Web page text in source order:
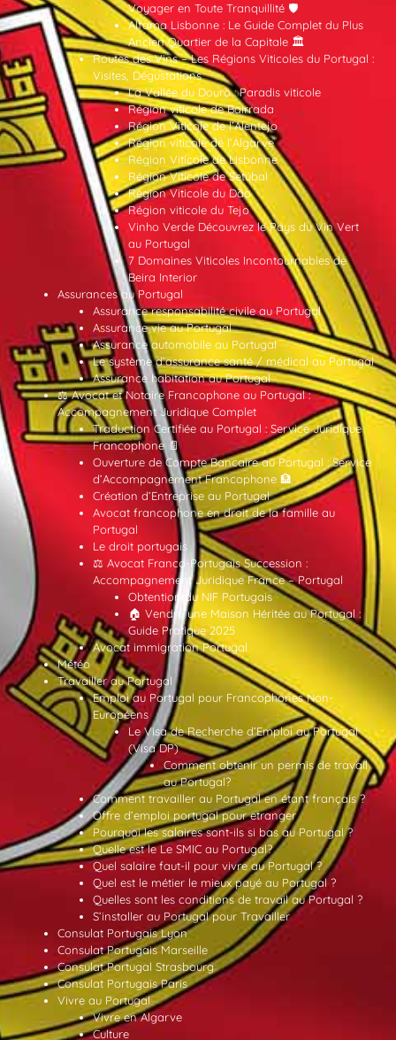
Voyager en Toute Tranquillité 🛡️
Alfama Lisbonne : Le Guide Complet du Plus
Ancien Quartier de la Capitale 🏛️
Routes des Vins – Les Régions Viticoles du Portugal :
Visites, Dégustations
La Vallée du Douro : Paradis viticole
Région viticole de Bairrada
Région Viticole de l’Alentejo
Région viticole de l’Algarve
Région Viticole de Lisbonne
Région Viticole de Setúbal
Région Viticole du Dão
Région viticole du Tejo
Vinho Verde Découvrez le Pays du Vin Vert
au Portugal
7 Domaines Viticoles Incontournables de
Beira Interior
Assurances au Portugal
Assurance responsabilité civile au Portugal
Assurance vie au Portugal
Assurance automobile au Portugal
Le système d’assurance santé / médical au Portugal
Assurance habitation au Portugal
⚖️ Avocat et Notaire Francophone au Portugal :
Accompagnement Juridique Complet
Traduction Certifiée au Portugal : Service Juridique
Francophone 📄
Ouverture de Compte Bancaire au Portugal : Service
d’Accompagnement Francophone 🏦
Création d’Entreprise au Portugal
Avocat francophone en droit de la famille au
Portugal
Le droit portugais
⚖️ Avocat Franco-Portugais Succession :
Accompagnement Juridique France – Portugal
Obtention du NIF Portugais
🏠 Vendre une Maison Héritée au Portugal :
Guide Pratique 2025
Avocat immigration Portugal
Météo
Travailler au Portugal
Emploi au Portugal pour Francophones Non-
Européens
Le Visa de Recherche d’Emploi au Portugal
(Visa DP)
Comment obtenir un permis de travail
au Portugal?
Comment travailler au Portugal en étant français ?
Offre d’emploi portugal pour etranger
Pourquoi les salaires sont-ils si bas au Portugal ?
Quelle est le Le SMIC au Portugal?
Quel salaire faut-il pour vivre au Portugal ?
Quel est le métier le mieux payé au Portugal ?
Quelles sont les conditions de travail au Portugal ?
S’installer au Portugal pour Travailler
Consulat Portugais Lyon
Consulat Portugais Marseille
Consulat Portugal Strasbourg
Consulat Portugais Paris
Vivre au Portugal
Vivre en Algarve
Culture